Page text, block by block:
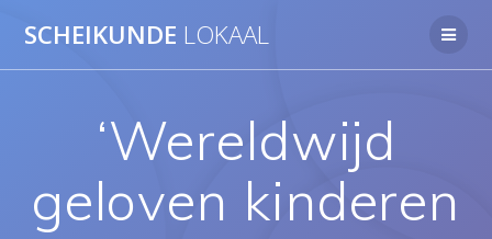
naar
SCHEIKUNDE LOKAAL
‘Wereldwijd
geloven kinderen